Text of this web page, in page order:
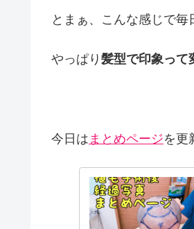
とまぁ、こんな感じで毎
やっぱり 髪型で印象って
今日は まとめページを更